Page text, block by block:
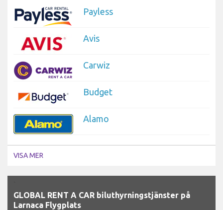
Payless
Avis
Carwiz
Budget
Alamo
VISA MER
GLOBAL RENT A CAR biluthyrningstjänster på
Larnaca Flygplats